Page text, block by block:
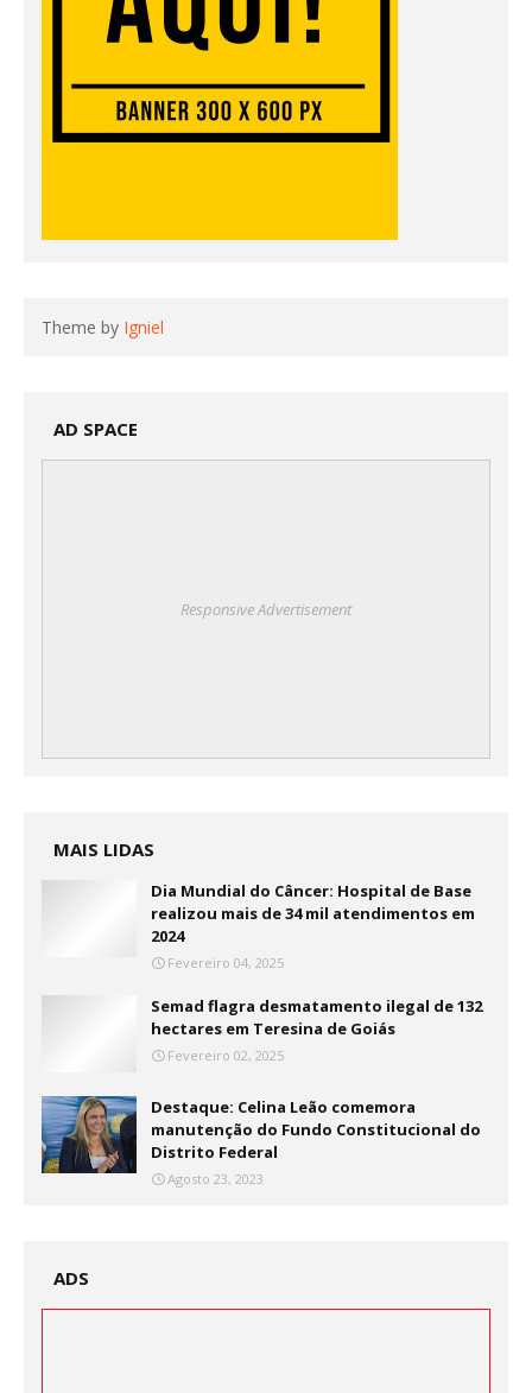
Theme by Igniel
AD SPACE
Responsive Advertisement
MAIS LIDAS
Dia Mundial do Câncer: Hospital de Base
realizou mais de 34 mil atendimentos em
2024
Fevereiro 04, 2025
Semad flagra desmatamento ilegal de 132
hectares em Teresina de Goiás
Fevereiro 02, 2025
Destaque: Celina Leão comemora
manutenção do Fundo Constitucional do
Distrito Federal
Agosto 23, 2023
ADS